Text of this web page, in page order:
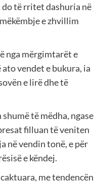
do të rritet dashuria në
e zhvillim
nga mërgimtarët e
vendet e bukura, ia
e lirë dhe të
të mëdha, ngase
filluan të veniten
në vendin tonë, e për
e këndej.
me tendencën